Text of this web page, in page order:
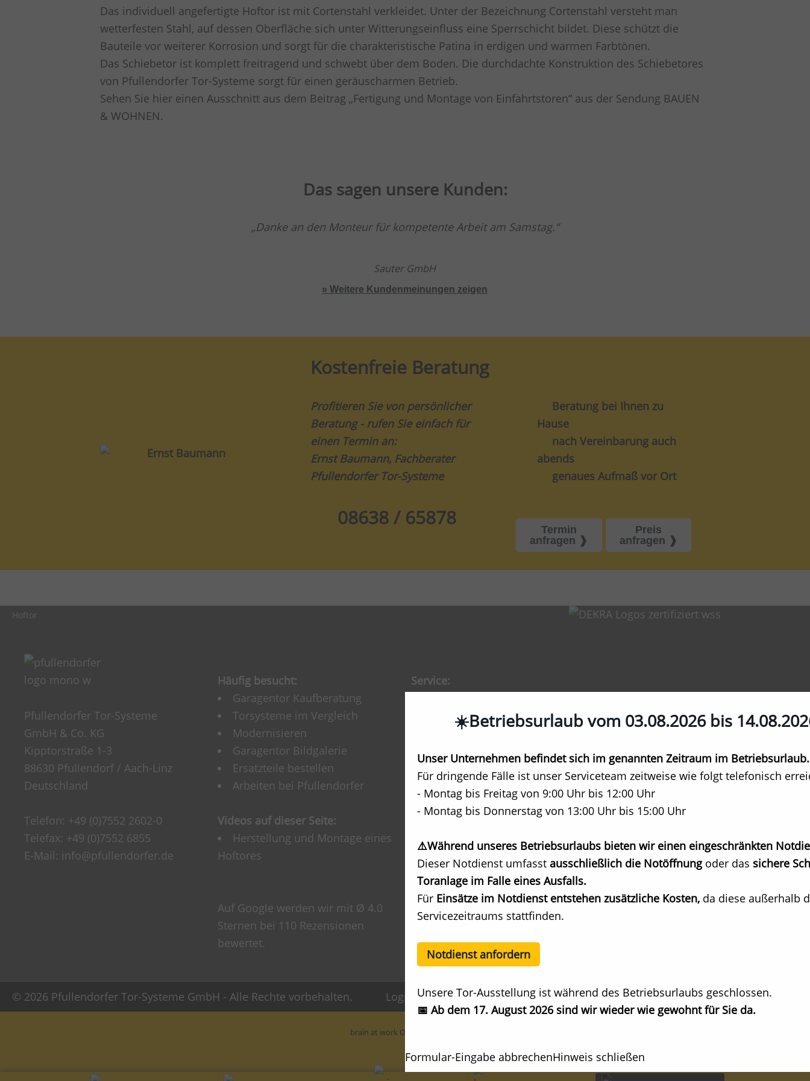
Das individuell angefertigte Hoftor ist mit Cortenstahl verkleidet. Unter der Bezeichnung Cortenstahl versteht man
wetterfesten Stahl, auf dessen Oberfläche sich unter Witterungseinfluss eine Sperrschicht bildet. Diese schützt die
Bauteile vor weiterer Korrosion und sorgt für die charakteristische Patina in erdigen und warmen Farbtönen.
Das Schiebetor ist komplett freitragend und schwebt über dem Boden. Die durchdachte Konstruktion des Schiebetores
von Pfullendorfer Tor-Systeme sorgt für einen geräuscharmen Betrieb.
Sehen Sie hier einen Ausschnitt aus dem Beitrag „Fertigung und Montage von Einfahrtstoren“ aus der Sendung BAUEN
& WOHNEN.
Das sagen unsere Kunden:
Danke an den Monteur für kompetente Arbeit am Samstag.
Sauter GmbH
» Weitere Kundenmeinungen zeigen
Kostenfreie Beratung
Profitieren Sie von persönlicher
Beratung - rufen Sie einfach für
einen Termin an:
Ernst Baumann, Fachberater
Pfullendorfer Tor-Systeme
Beratung bei Ihnen zu
Hause
nach Vereinbarung auch
abends
genaues Aufmaß vor Ort
08638 / 65878
Termin
anfragen
Preis
anfragen
☀️Betriebsurlaub vom 03.08.2026 bis
Unser Unternehmen befindet sich im genannten Zeitraum im Betriebsurlaub.
Für dringende Fälle ist unser Serviceteam zeitweise wie folgt telefonisch
- Montag bis Freitag von 9:00 Uhr bis 12:00 Uhr
- Montag bis Donnerstag von 13:00 Uhr bis 15:00 Uhr
⚠️Während unseres Betriebsurlaubs bieten wir einen eingeschränkten
Dieser Notdienst umfasst ausschließlich die Notöffnung oder das sichere
Toranlage im Falle eines Ausfalls.
Für Einsätze im Notdienst entstehen zusätzliche Kosten, da diese außerhalb
Servicezeitraums stattfinden.
Notdienst anfordern
Unsere Tor-Ausstellung ist während des Betriebsurlaubs geschlossen.
📅 Ab dem 17. August 2026 sind wir wieder wie gewohnt für Sie da.
Formular-Eingabe abbrechenHinweis schließen
Hoftor
Pfullendorfer Tor-Systeme
GmbH & Co. KG
Kipptorstraße 1-3
88630 Pfullendorf / Aach-Linz
Deutschland
Telefon: +49 (0)7552 2602-0
Telefax: +49 (0)7552 6855
E-Mail: info@pfullendorfer.de
Häufig besucht:
Garagentor Kaufberatung
Torsysteme im Vergleich
Modernisieren
Garagentor Bildgalerie
Ersatzteile bestellen
Arbeiten bei Pfullendorfer
Videos auf dieser Seite:
Herstellung und Montage eines
Hoftores
Auf Google werden wir mit Ø 4.0
Sternen bei 110 Rezensionen
bewertet.
Service:
Angebotsanfrage
Werksausstellung Anfahrt
Renovierung / Modernisierung
Kundendienst / Reparatur
Prüfung BG/TÜV
Downloads
Ihre Frage an uns
Impressum
Datenschutzerklärung
© 2026 Pfullendorfer Tor-Systeme GmbH - Alle Rechte vorbehalten. Login Extranet Angebotssystem
brain at work Onlinemarketing